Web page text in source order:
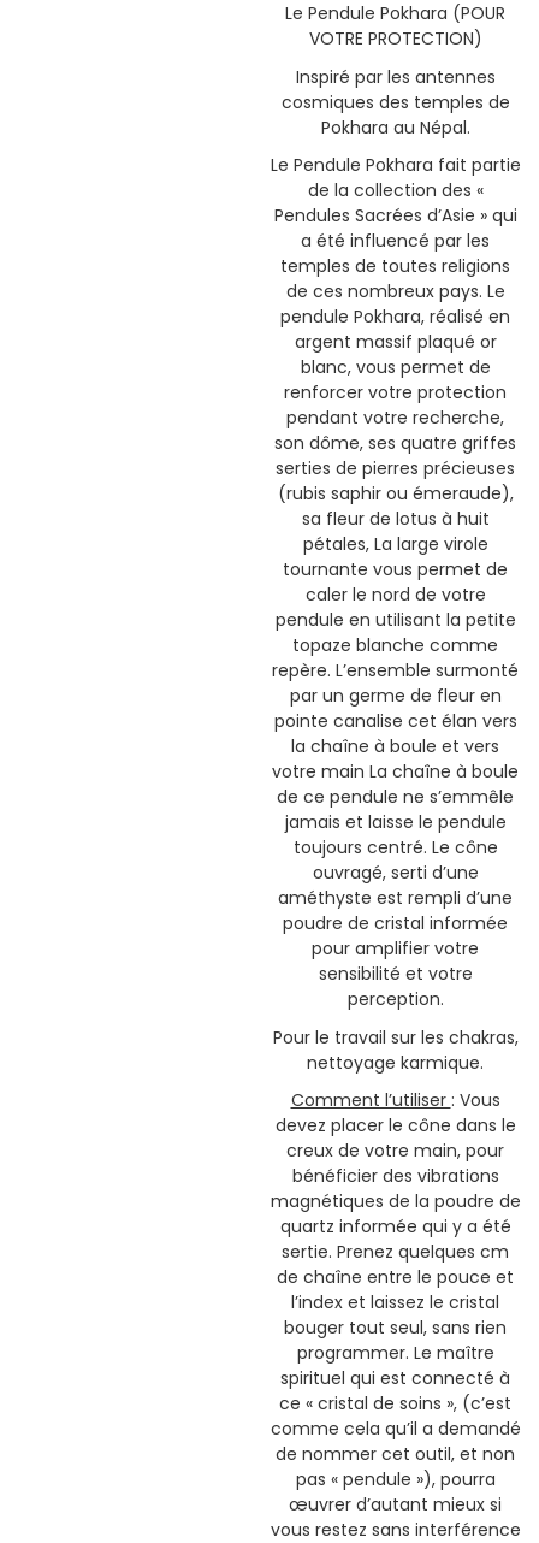
Le Pendule Pokhara (POUR
VOTRE PROTECTION)
Inspiré par les antennes
cosmiques des temples de
Pokhara au Népal.
Le Pendule Pokhara fait partie
de la collection des «
Pendules Sacrées d’Asie » qui
a été influencé par les
temples de toutes religions
de ces nombreux pays. Le
pendule Pokhara, réalisé en
argent massif plaqué or
blanc, vous permet de
renforcer votre protection
pendant votre recherche,
son dôme, ses quatre griffes
serties de pierres précieuses
(rubis saphir ou émeraude),
sa fleur de lotus à huit
pétales, La large virole
tournante vous permet de
caler le nord de votre
pendule en utilisant la petite
topaze blanche comme
repère. L’ensemble surmonté
par un germe de fleur en
pointe canalise cet élan vers
la chaîne à boule et vers
votre main La chaîne à boule
de ce pendule ne s’emmêle
jamais et laisse le pendule
toujours centré. Le cône
ouvragé, serti d’une
améthyste est rempli d’une
poudre de cristal informée
pour amplifier votre
sensibilité et votre
perception.
Pour le travail sur les chakras,
nettoyage karmique.
Comment l’utiliser : Vous
devez placer le cône dans le
creux de votre main, pour
bénéficier des vibrations
magnétiques de la poudre de
quartz informée qui y a été
sertie. Prenez quelques cm
de chaîne entre le pouce et
l’index et laissez le cristal
bouger tout seul, sans rien
programmer. Le maître
spirituel qui est connecté à
ce « cristal de soins », (c’est
comme cela qu’il a demandé
de nommer cet outil, et non
pas « pendule »), pourra
œuvrer d’autant mieux si
vous restez sans interférence